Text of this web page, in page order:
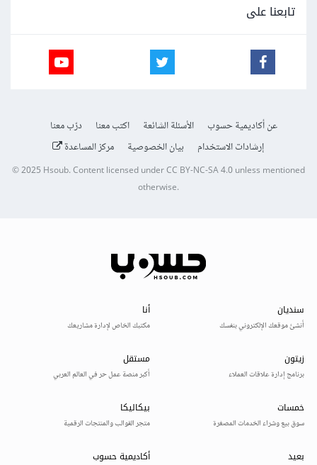
تابعنا على
عن أكاديمية حسوب الأسئلة الشائعة اكتب معنا
درّب معنا
إرشادات الاستخدام
بيان الخصوصية مركز المساعدة
© 2025Hsoub.Content licensed underCC BY-NC-SA 4.0unless mentioned
otherwise.